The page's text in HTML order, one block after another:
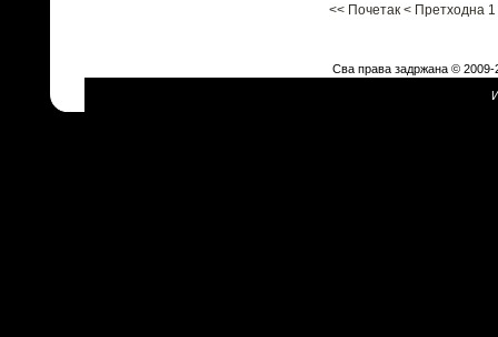
<< Почетак < Претходна 1
Сва права задржана © 2009-